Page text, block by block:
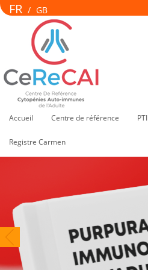
FR / GB
Accueil Centre de référence PTI
Registre Carmen